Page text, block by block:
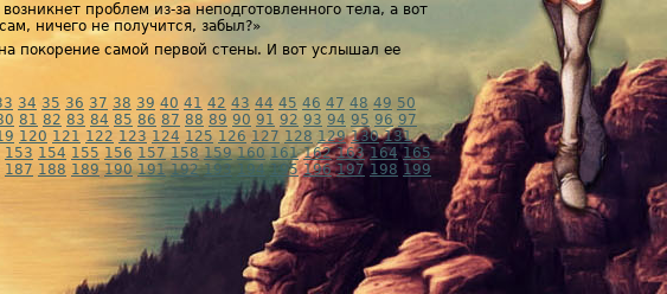
проблем из-за неподготовленного тела, а вот
ничего не получится, забыл?»
покорение самой первой стены. И вот услышал ее
34 35 36 37 38 39 40 41 42 43 44 45 46 47 48 49 50
81 82 83 84 85 86 87 88 89 90 91 92 93 94 95 96 97
120 121 122 123 124 125 126 127 128 129 130 131
153 154 155 156 157 158 159 160 161 162 163 164 165
187 188 189 190 191 192 193 194 195 196 197 198 199